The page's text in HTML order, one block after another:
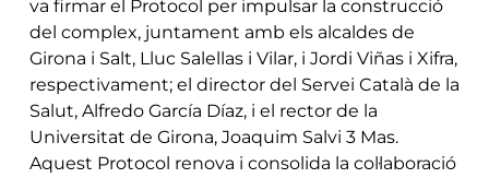
va firmar el Protocol per impulsar la construcció
del complex, juntament amb els alcaldes de
Girona i Salt, Lluc Salellas i Vilar, i Jordi Viñas i Xifra,
respectivament; el director del Servei Català de la
Salut, Alfredo García Díaz, i el rector de la
Universitat de Girona, Joaquim Salvi 3 Mas.
Aquest Protocol renova i consolida la col·laboració